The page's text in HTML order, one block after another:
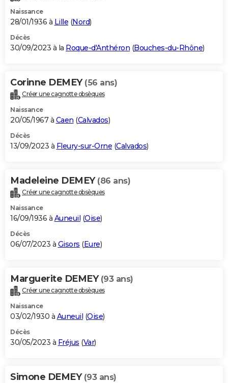
Naissance
28/01/1936 à Lille (Nord)
Décès
30/09/2023 à la Roque-d'Anthéron (Bouches-du-Rhône)
Corinne DEMEY (56 ans)
Créer une cagnotte obsèques
Naissance
20/05/1967 à Caen (Calvados)
Décès
13/09/2023 à Fleury-sur-Orne (Calvados)
Madeleine DEMEY (86 ans)
Créer une cagnotte obsèques
Naissance
16/09/1936 à Auneuil (Oise)
Décès
06/07/2023 à Gisors (Eure)
Marguerite DEMEY (93 ans)
Créer une cagnotte obsèques
Naissance
03/02/1930 à Auneuil (Oise)
Décès
30/05/2023 à Fréjus (Var)
Simone DEMEY (93 ans)